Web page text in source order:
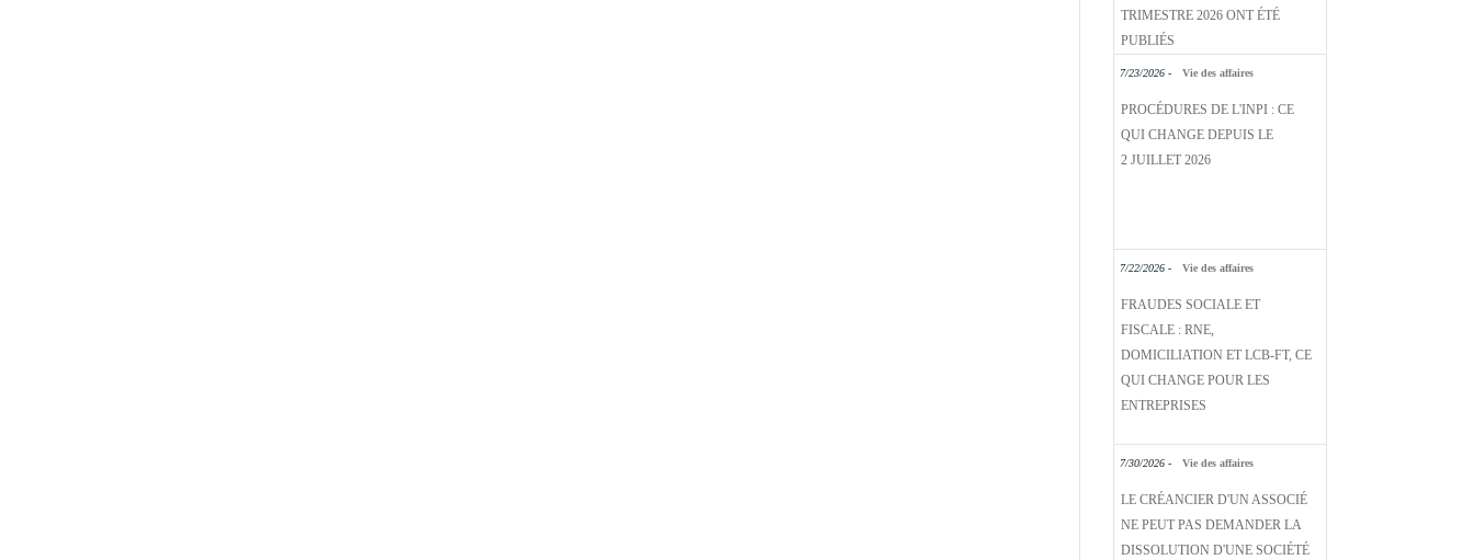
TRIMESTRE 2026 ONT ÉTÉ
PUBLIÉS
7/23/2026 - Vie des affaires
PROCÉDURES DE L'INPI : CE
QUI CHANGE DEPUIS LE
2 JUILLET 2026
7/22/2026 - Vie des affaires
FRAUDES SOCIALE ET
FISCALE : RNE,
DOMICILIATION ET LCB-FT, CE
QUI CHANGE POUR LES
ENTREPRISES
7/30/2026 - Vie des affaires
LE CRÉANCIER D'UN ASSOCIÉ
NE PEUT PAS DEMANDER LA
DISSOLUTION D'UNE SOCIÉTÉ